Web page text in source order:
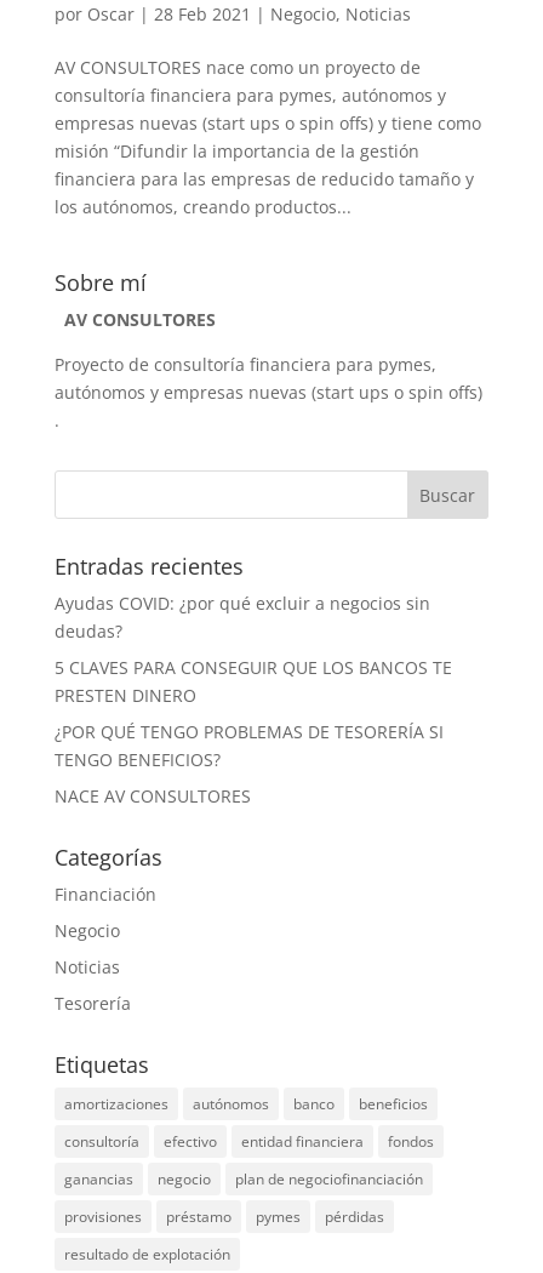
por Oscar| 28 Feb 2021 | Negocio, Noticias
AV CONSULTORES nace como un proyecto de
consultoría financiera para pymes, autónomos y
empresas nuevas (start ups o spin offs) y tiene como
misión “Difundir la importancia de la gestión
financiera para las empresas de reducido tamaño y
los autónomos, creando productos...
Sobre mí
AV CONSULTORES
Proyecto de consultoría financiera para pymes,
autónomos y empresas nuevas (start ups o spin offs)
.
Entradas recientes
Ayudas COVID: ¿por qué excluir a negocios sin
deudas?
5 CLAVES PARA CONSEGUIR QUE LOS BANCOS TE
PRESTEN DINERO
¿POR QUÉ TENGO PROBLEMAS DE TESORERÍA SI
TENGO BENEFICIOS?
NACE AV CONSULTORES
Categorías
Financiación
Negocio
Noticias
Tesorería
Etiquetas
amortizaciones autónomos banco
beneficios
consultoría
efectivo entidad financiera
fondos
ganancias
negocio
plan de negociofinanciación
provisiones
préstamo pymes
pérdidas
resultado de explotación